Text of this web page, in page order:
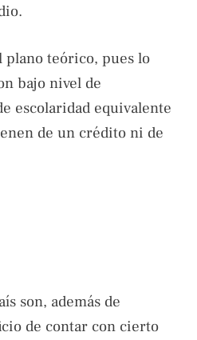
plano teórico, pues lo
bajo nivel de
escolaridad equivalente
de un crédito ni de
son, además de
de contar con cierto